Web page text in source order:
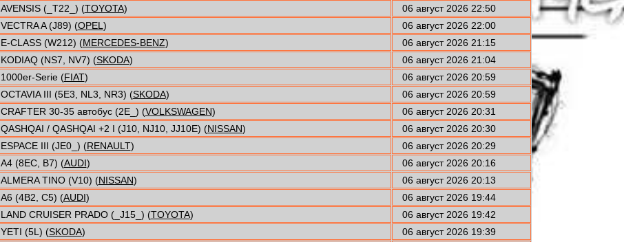
AVENSIS (_T22_) (TOYOTA)
06 август 2026 22:50
VECTRA A (J89) (OPEL)
06 август 2026 22:00
E-CLASS (W212) (MERCEDES-BENZ)
06 август 2026 21:15
KODIAQ (NS7, NV7) (SKODA)
06 август 2026 21:04
1000er-Serie (FIAT)
06 август 2026 20:59
OCTAVIA III (5E3, NL3, NR3) (SKODA)
06 август 2026 20:59
CRAFTER 30-35 автобус (2E_) (VOLKSWAGEN)
06 август 2026 20:31
QASHQAI / QASHQAI +2 I (J10, NJ10, JJ10E) (NISSAN)
06 август 2026 20:30
ESPACE III (JE0_) (RENAULT)
06 август 2026 20:29
A4 (8EC, B7) (AUDI)
06 август 2026 20:16
ALMERA TINO (V10) (NISSAN)
06 август 2026 20:13
A6 (4B2, C5) (AUDI)
06 август 2026 19:44
LAND CRUISER PRADO (_J15_) (TOYOTA)
06 август 2026 19:42
YETI (5L) (SKODA)
06 август 2026 19:39